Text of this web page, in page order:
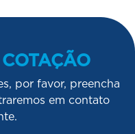
por favor, preencha
em contato